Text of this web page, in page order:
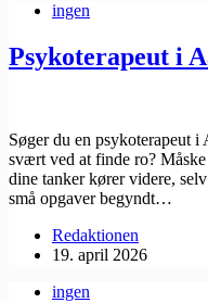
ingen
Psykoterapeut i
Søger du en ​psykoterapeut i
svært ved at finde ro?
dine tanker kører videre,
små opgaver begyndt…
Redaktionen
19. april 2026
ingen